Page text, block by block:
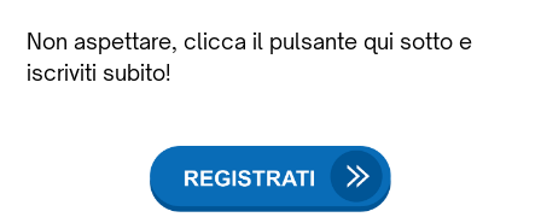
Non aspettare, clicca il pulsante qui sotto e
iscriviti subito!